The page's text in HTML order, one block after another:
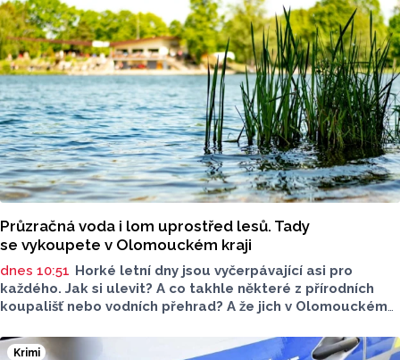
Průzračná voda i lom uprostřed lesů. Tady
se vykoupete v Olomouckém kraji
dnes 10:51 Horké letní dny jsou vyčerpávající asi pro
každého. Jak si ulevit? A co takhle některé z přírodních
koupališť nebo vodních přehrad? A že jich v Olomouckém
vybrali. Kterému z nich dáte přednost?
Krimi